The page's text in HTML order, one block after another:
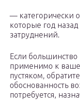
— категорически
которые год
затруднений.
Если
применимо к
пустяком,
обоснованность
потребуется,